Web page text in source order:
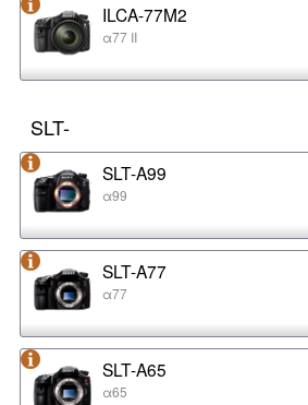
ILCA-77M2
α77 II
SLT-
SLT-A99
α99
SLT-A77
α77
SLT-A65
α65